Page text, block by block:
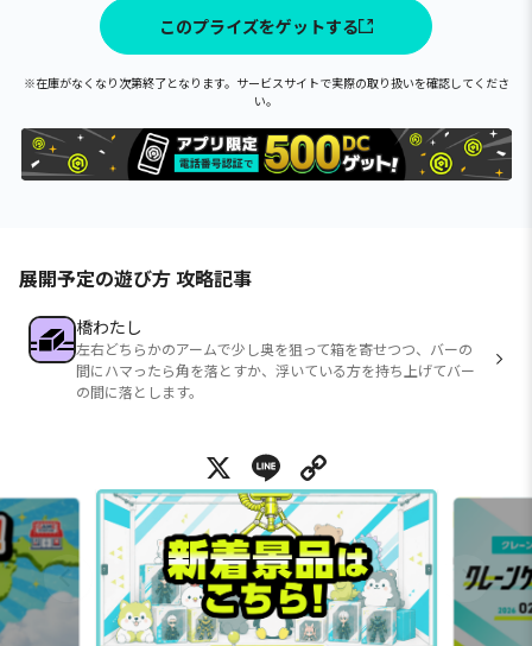
このプライズをゲットする
※在庫がなくなり次第終了となります。サービスサイトで実際の取り扱いを確認してくださ
い。
展開予定の遊び方 攻略記事
橋わたし
左右どちらかのアームで少し奥を狙って箱を寄せつつ、バーの
間にハマったら角を落とすか、浮いている方を持ち上げてバー
の間に落とします。
X Line